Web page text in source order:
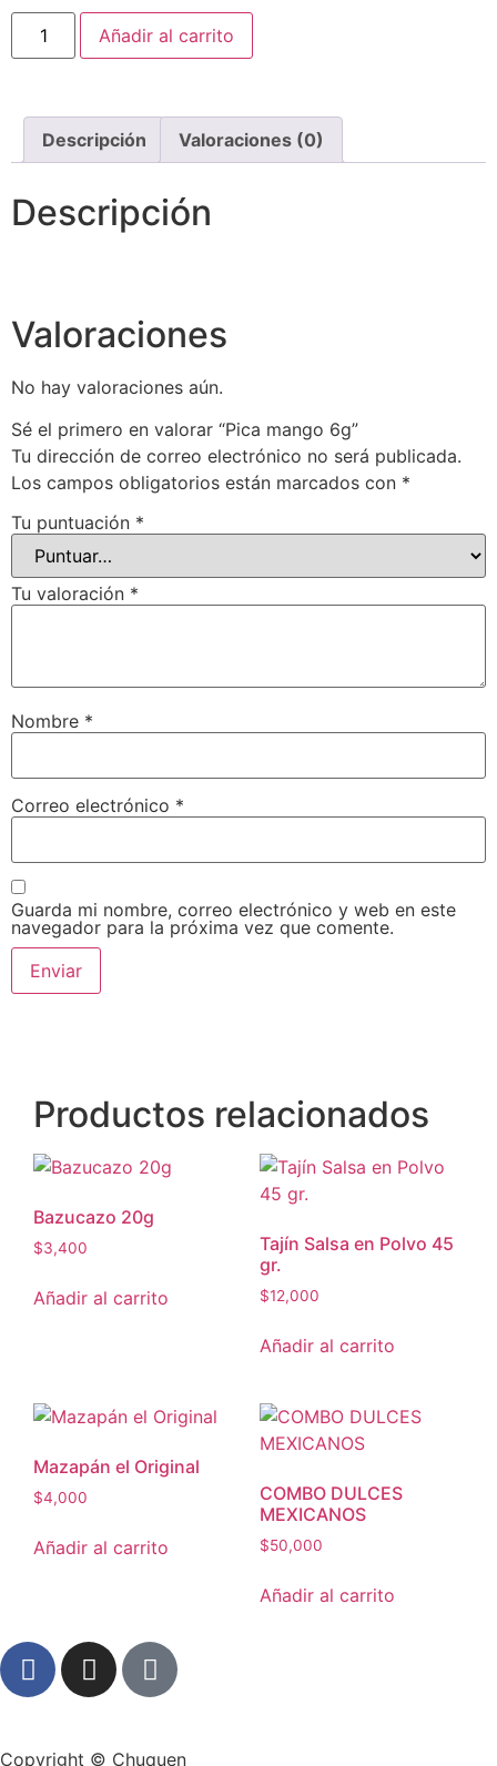
Añadir al carrito
Descripción Valoraciones (0)
Descripción
Valoraciones
No hay valoraciones aún.
Sé el primero en valorar “Pica mango 6g”
Tu dirección de correo electrónico no será publicada.
Los campos obligatorios están marcados con *
Tu puntuación *
Tu valoración *
Nombre *
Correo electrónico *
Guarda mi nombre, correo electrónico y web en este
navegador para la próxima vez que comente.
Productos relacionados
Bazucazo 20g
$3,400
Añadir al carrito
Tajín Salsa en Polvo 45
gr.
$12,000
Añadir al carrito
Mazapán el Original
$4,000
Añadir al carrito
COMBO DULCES
MEXICANOS
$50,000
Añadir al carrito
Copyright © Chuquen